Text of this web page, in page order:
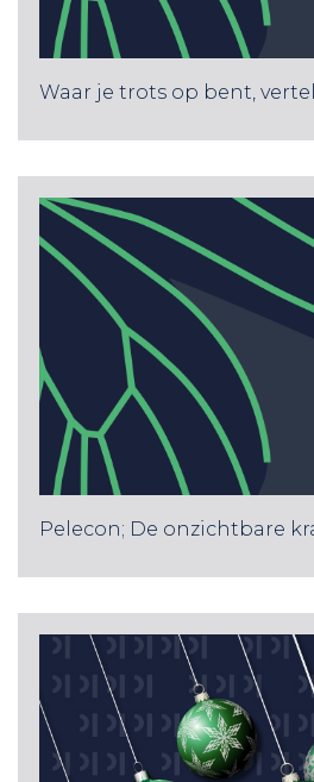
Waar je trots op bent,
Pelecon; De onzichtbare